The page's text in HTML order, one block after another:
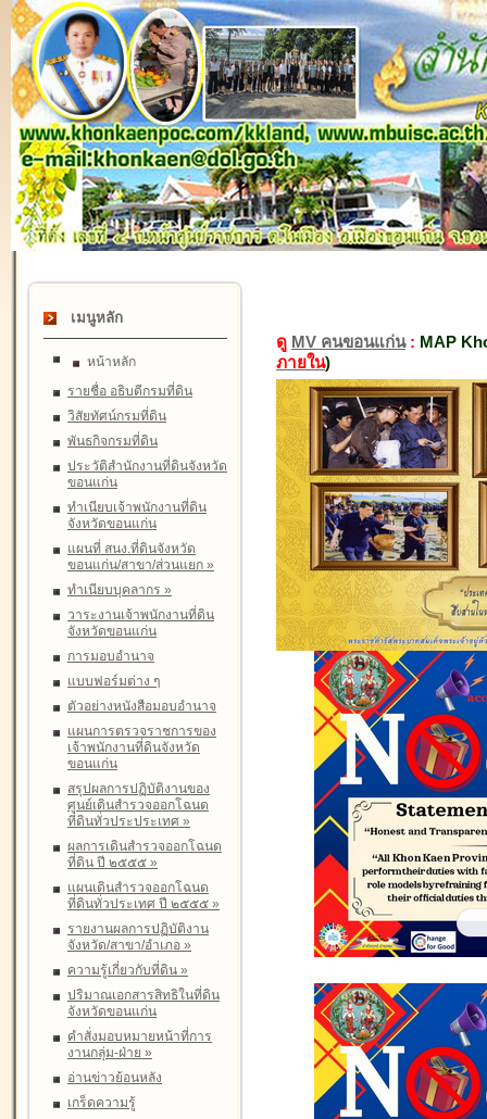
เมนูหลัก
หน้าหลัก
รายชื่อ อธิบดีกรมที่ดิน
วิสัยทัศน์กรมที่ดิน
พันธกิจกรมที่ดิน
ประวัติสำนักงานที่ดินจังหวัด
ขอนแก่น
ทำเนียบเจ้าพนักงานที่ดิน
จังหวัดขอนแก่น
แผนที่ สนง.ที่ดินจังหวัด
ขอนแก่น/สาขา/ส่วนแยก »
ทำเนียบบุคลากร »
วาระงานเจ้าพนักงานที่ดิน
จังหวัดขอนแก่น
การมอบอำนาจ
แบบฟอร์มต่าง ๆ
ตัวอย่างหนังสือมอบอำนาจ
แผนการตรวจราชการของ
เจ้าพนักงานที่ดินจังหวัด
ขอนแก่น
สรุปผลการปฏิบัติงานของ
ศูนย์เดินสำรวจออกโฉนด
ที่ดินทั่วประประเทศ »
ผลการเดินสำรวจออกโฉนด
ที่ดิน ปี ๒๕๕๕ »
แผนเดินสำรวจออกโฉนด
ที่ดินทั่วประเทศ ปี ๒๕๕๕ »
รายงานผลการปฏิบัติงาน
จังหวัด/สาขา/อำเภอ »
ความรู้เกี่ยวกับที่ดิน »
ปริมาณเอกสารสิทธิในที่ดิน
จังหวัดขอนแก่น
คำสั่งมอบหมายหน้าที่การ
งานกลุ่ม-ฝ่าย »
อ่านข่าวย้อนหลัง
เกร็ดความรู้
ดู MV คนขอนแก่น: MAP
ภายใน)